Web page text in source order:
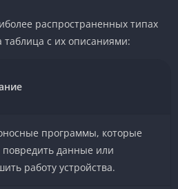
распространенных типах
таблица с их описаниями:
программы, которые
повредить данные или
работу устройства.